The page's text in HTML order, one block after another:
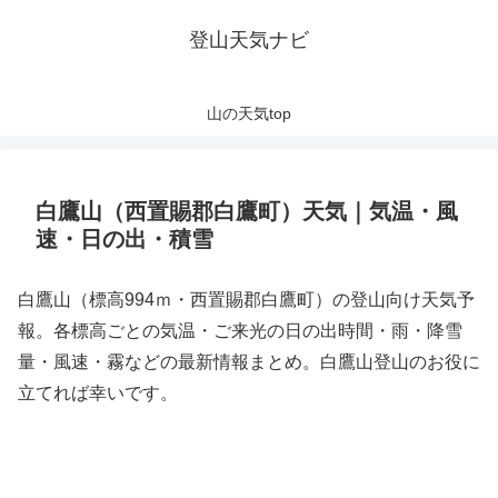
登山天気ナビ
山の天気top
白鷹山（西置賜郡白鷹町）天気｜気温・風
速・日の出・積雪
白鷹山（標高994ｍ・西置賜郡白鷹町）の登山向け天気予
報。各標高ごとの気温・ご来光の日の出時間・雨・降雪
量・風速・霧などの最新情報まとめ。白鷹山登山のお役に
立てれば幸いです。